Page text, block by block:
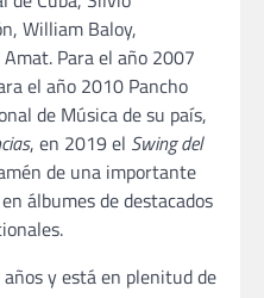
William Baloy,
Para el año 2007
el año 2010 Pancho
de Música de su país,
, en 2019 el Swing del
de una importante
álbumes de destacados
y está en plenitud de